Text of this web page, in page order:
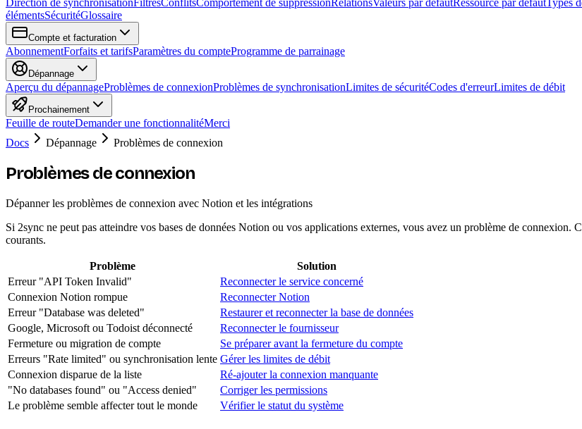
Direction de synchronisationFiltresConflitsComportement de suppressionRelationsValeurs par défautRessource par défautTypes
élémentsSécuritéGlossaire
Compte et facturation
AbonnementForfaits et tarifsParamètres du compteProgramme de parrainage
Dépannage
Aperçu du dépannageProblèmes de connexionProblèmes de synchronisationLimites de sécuritéCodes d'erreurLimites de débit
Prochainement
Feuille de routeDemander une fonctionnalitéMerci
Docs
Dépannage Problèmes de connexion
Problèmes de connexion
Dépanner les problèmes de connexion avec Notion et les intégrations
Si 2sync ne peut pas atteindre vos bases de données Notion ou vos applications externes, vous avez un problème de
courants.
Problème
Solution
Erreur "API Token Invalid"
Reconnecter le service concerné
Connexion Notion rompue
Reconnecter Notion
Erreur "Database was deleted"
Restaurer et reconnecter la base de données
Google, Microsoft ou Todoist déconnecté
Reconnecter le fournisseur
Fermeture ou migration de compte
Se préparer avant la fermeture du compte
Erreurs "Rate limited" ou synchronisation lente Gérer les limites de débit
Connexion disparue de la liste
Ré-ajouter la connexion manquante
"No databases found" ou "Access denied"
Corriger les permissions
Le problème semble affecter tout le monde
Vérifier le statut du système